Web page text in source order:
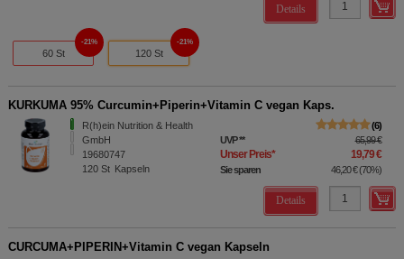
Details
60 St
21%
120 St
21%
KURKUMA 95% Curcumin+Piperin+Vitamin C vegan Kaps.
R(h)ein Nutrition & Health
GmbH
19680747
120 St Kapseln
6
UVP** 65,99 €
Unser Preis* 19,79 €
Sie sparen 46,20 €(70%)
Details
CURCUMA+PIPERIN+Vitamin C vegan Kapseln